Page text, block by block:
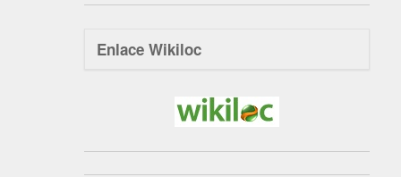
Enlace Wikiloc